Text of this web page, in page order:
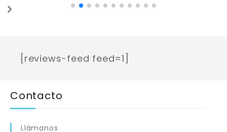
[reviews-feed feed=1]
Contacto
Llámanos